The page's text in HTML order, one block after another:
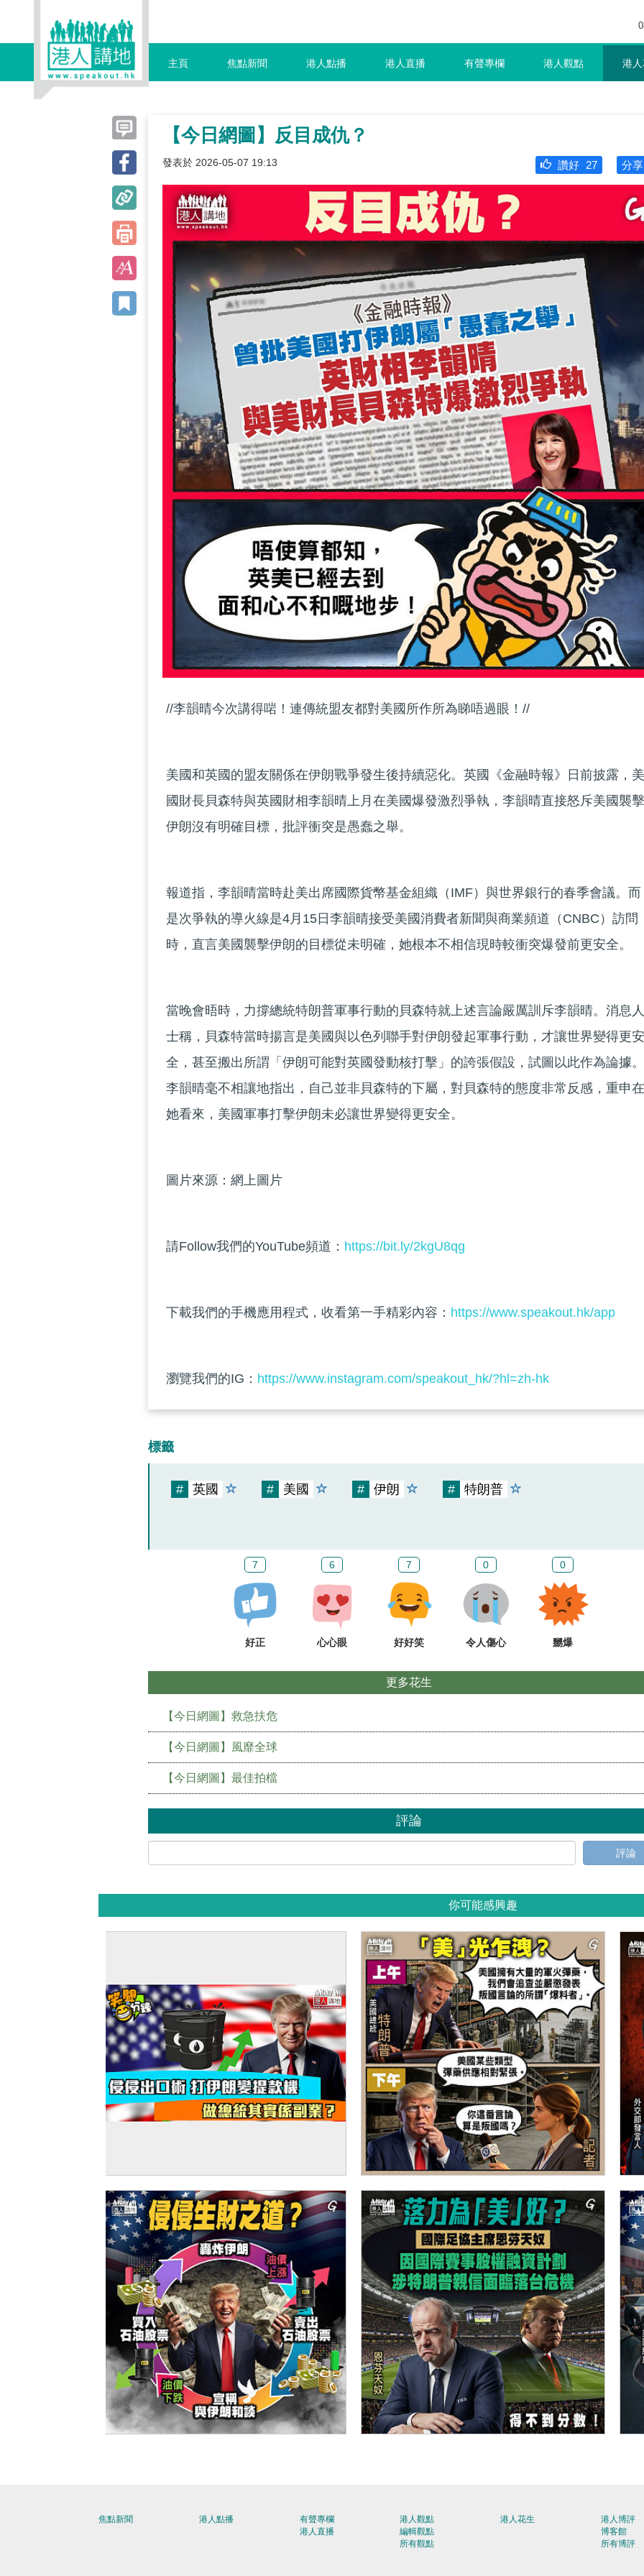
主頁 焦點新聞 港人點播 港人直播 有聲專欄 港人觀點 港
【今日網圖】反目成仇？
發表於 2026-05-07 19:13 分享
讚好 27
//李韻晴今次講得啱！連傳統盟友都對美國所作所為睇唔過眼！//
美國和英國的盟友關係在伊朗戰爭發生後持續惡化。英國《金融時報》日前披露，美
國財長貝森特與英國財相李韻晴上月在美國爆發激烈爭執，李韻晴直接怒斥美國襲擊
伊朗沒有明確目標，批評衝突是愚蠢之舉。
報道指，李韻晴當時赴美出席國際貨幣基金組織（IMF）與世界銀行的春季會議。而
是次爭執的導火線是4月15日李韻晴接受美國消費者新聞與商業頻道（CNBC）訪問
時，直言美國襲擊伊朗的目標從未明確，她根本不相信現時較衝突爆發前更安全。
當晚會晤時，力撐總統特朗普軍事行動的貝森特就上述言論嚴厲訓斥李韻晴。消息人
士稱，貝森特當時揚言是美國與以色列聯手對伊朗發起軍事行動，才讓世界變得更安
全，甚至搬出所謂「伊朗可能對英國發動核打擊」的誇張假設，試圖以此作為論據。
李韻晴毫不相讓地指出，自己並非貝森特的下屬，對貝森特的態度非常反感，重申在
她看來，美國軍事打擊伊朗未必讓世界變得更安全。
圖片來源：網上圖片
請Follow我們的YouTube頻道： https://bit.ly/2kgU8qg
下載我們的手機應用程式，收看第一手精彩內容： https://www.speakout.hk/app
瀏覽我們的IG： https://www.instagram.com/speakout_hk/?hl=zh-hk
標籤
# 英國 # 美國 # 伊朗 # 特朗普
7
好正
6
心心眼
7
好好笑
0
令人傷心
0
嬲爆
更多花生
【今日網圖】救急扶危
【今日網圖】風靡全球
【今日網圖】最佳拍檔
評論
評論
你可能感興趣
變提款機 做總統其實係副業？
焦點新聞 港人點播
有聲專欄
港人直播
港人觀點
編輯觀點
所有觀點
港人花生
港人博評
博客館
所有博評